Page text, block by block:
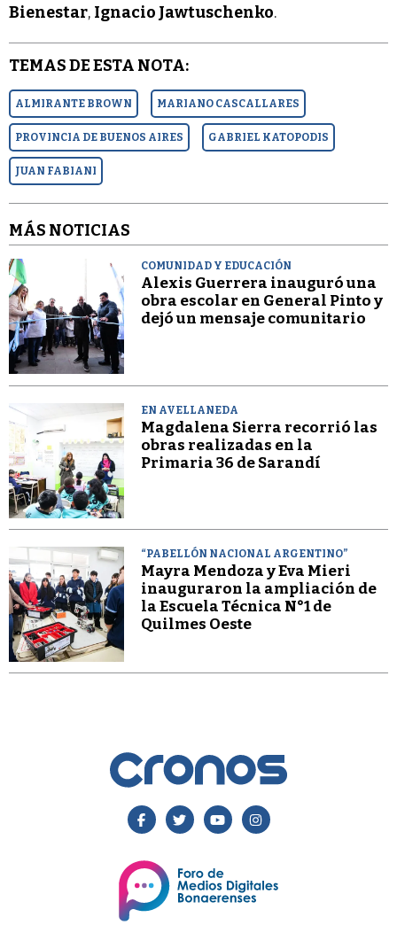
Bienestar, Ignacio Jawtuschenko.
TEMAS DE ESTA NOTA:
ALMIRANTE BROWN MARIANO CASCALLARES
PROVINCIA DE BUENOS AIRES GABRIEL KATOPODIS
JUAN FABIANI
MÁS NOTICIAS
COMUNIDAD Y EDUCACIÓN
Alexis Guerrera inauguró una
obra escolar en General Pinto y
dejó un mensaje comunitario
EN AVELLANEDA
Magdalena Sierra recorrió las
obras realizadas en la
Primaria 36 de Sarandí
“PABELLÓN NACIONAL ARGENTINO”
Mayra Mendoza y Eva Mieri
inauguraron la ampliación de
la Escuela Técnica N°1 de
Quilmes Oeste